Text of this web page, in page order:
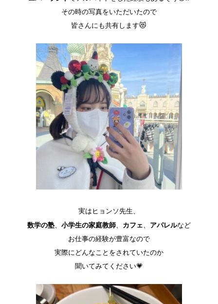
その時の写真をいただいたので
皆さんにも共有します😻
実はヒョンソ先生、
数学の塾、 小学生の家庭教師、 カフェ、 アパレルなど
お仕事の経験が豊富なので
実際にどんなことをされていたのか
聞いてみてください💗